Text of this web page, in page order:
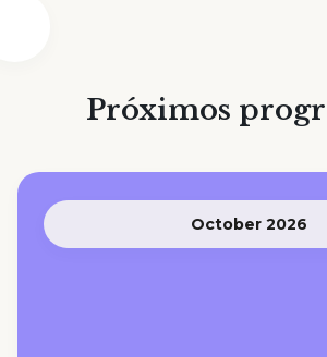
Próximos
October 2026